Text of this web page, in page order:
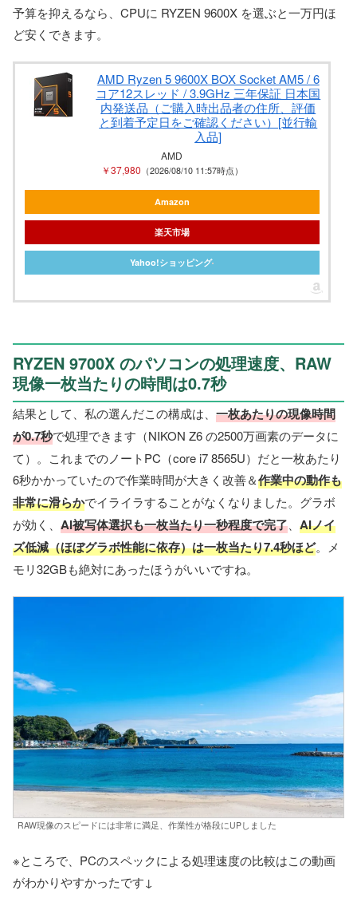
予算を抑えるなら、CPUに RYZEN 9600X を選ぶと一万円ほ
ど安くできます。
AMD Ryzen 5 9600X BOX Socket AM5 / 6
コア12スレッド / 3.9GHz 三年保証 日本国
内発送品（ご購入時出品者の住所、評価
と到着予定日をご確認ください）[並行輸
入品]
AMD
￥37,980 （2026/08/10 11:57時点）
Amazon
楽天市場
Yahoo!ショッピング
RYZEN 9700X のパソコンの処理速度、RAW
現像一枚当たりの時間は0.7秒
結果として、私の選んだこの構成は、 一枚あたりの現像時間
が0.7秒で処理できます（NIKON Z6 の2500万画素のデータに
て）。これまでのノートPC（core i7 8565U）だと一枚あたり
6秒かかっていたので作業時間が大きく改善＆作業中の動作も
非常に滑らかでイライラすることがなくなりました。グラボ
が効く、 AI被写体選択も一枚当たり一秒程度で完了
AIノイ
ズ低減（ほぼグラボ性能に依存）は一枚当たり7.4秒ほど。メ
モリ32GBも絶対にあったほうがいいですね。
RAW現像のスピードには非常に満足、作業性が格段にUPしました
※ところで、PCのスペックによる処理速度の比較はこの動画
がわかりやすかったです↓